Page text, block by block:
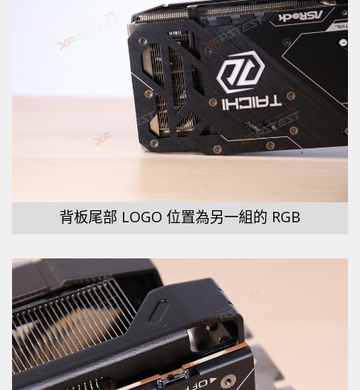
背板尾部 LOGO 位置為另一組的 RGB